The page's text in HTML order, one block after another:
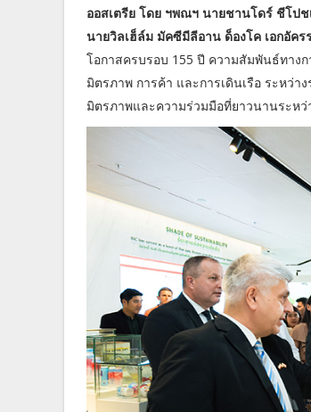
ออสเตรีย โดย ฯพณฯ นายชานโดร์ ชีโปช
นายวิลเฮ็ล์ม มัคซีมีลีอาน ด็องโค เอกอัคร
โอกาสครบรอบ 155 ปี ความสัมพันธ์ทาง
มิตรภาพ การค้า และการเดินเรือ ระหว่า
มิตรภาพและความร่วมมือที่ยาวนานระห